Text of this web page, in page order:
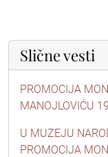
Slične vesti
PROMOCIJA
MANOJLOVIĆU
U MUZEJU
PROMOCIJA